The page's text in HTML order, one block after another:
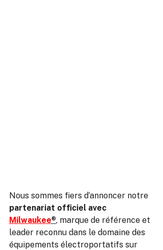
Nous sommes fiers d’annoncer notre
partenariat officiel avec
Milwaukee®, marque de référence et
leader reconnu dans le domaine des
équipements électroportatifs sur